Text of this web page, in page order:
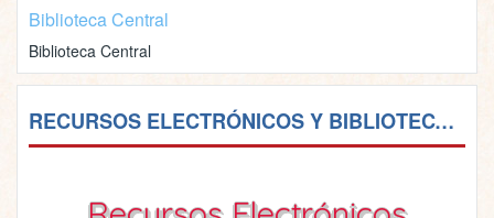
Biblioteca Central
Biblioteca Central
RECURSOS ELECTRÓNICOS Y BIBLIOTECAS VIRTUALES